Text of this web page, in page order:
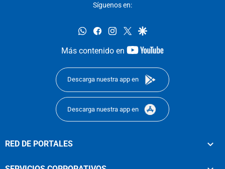
Síguenos en:
whatsappfacebookinstagram
twittergoogle
Más contenido en
youtube-
Descarga nuestra app en
Descarga nuestra app en
RED DE PORTALES